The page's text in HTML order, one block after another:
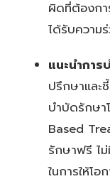
ผิดที่ต้องกา
ได้รับความ
แนะนำกา
ปรึกษาและ
บำบัดรักษา
Based
รักษาฟรี ไ
ในการให้โ